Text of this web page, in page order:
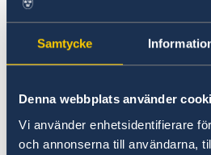
Samtycke
Denna webbplats använder
Vi använder enhetsidentifierare
och annonserna till användarna,
samordningsnummer
Blanketten
medborgarskap
-ladda ner, fyll i, skriv
ambassaden. Alla